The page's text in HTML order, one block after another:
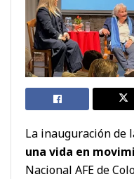
La inauguración de
una vida en
Nacional AFE de